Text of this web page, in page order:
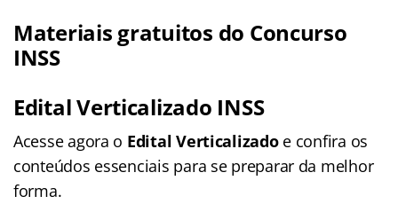
Materiais gratuitos do Concurso
INSS
Edital Verticalizado INSS
Acesse agora o Edital Verticalizadoe confira os
conteúdos essenciais para se preparar da melhor
forma.